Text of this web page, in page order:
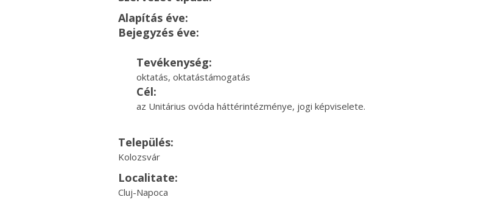
Alapítás éve:
Bejegyzés éve:
Tevékenység:
oktatás, oktatástámogatás
Cél:
az Unitárius ovóda háttérintézménye, jogi képviselete.
Település:
Kolozsvár
Localitate:
Cluj-Napoca